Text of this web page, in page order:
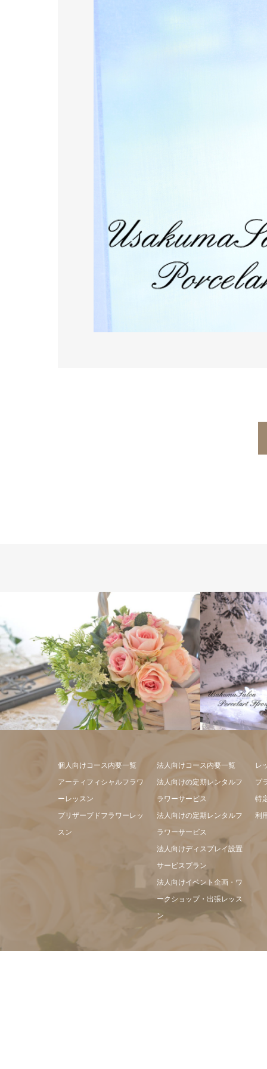
フラワーアレンジメント
個人向けコース内要一覧
アーティフィシャルフラワ
ーレッスン
プリザーブドフラワーレッ
スン
法人向けコース内要一覧
法人向けの定期レンタルフ
ラワーサービス
法人向けの定期レンタルフ
ラワーサービス
法人向けディスプレイ設置
サービスプラン
法人向けイベント企画・ワ
ークショップ・出張レッス
ン
レ
プ
特
利